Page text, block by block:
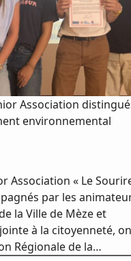
Association
environnemental
Association « Le
par les
la Ville de Mèze et
à la citoyenneté,
Régionale de la…